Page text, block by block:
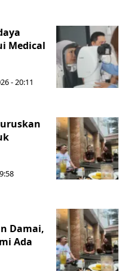
Medical
- 20:11
Damai,
Ada